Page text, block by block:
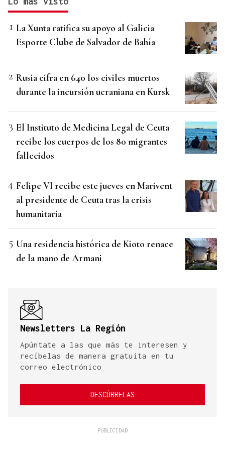
La Xunta ratifica su apoyo al Galicia
Esporte Clube de Salvador de Bahía
Rusia cifra en 640 los civiles muertos
durante la incursión ucraniana en Kursk
El Instituto de Medicina Legal de Ceuta
recibe los cuerpos de los 80 migrantes
fallecidos
Felipe VI recibe este jueves en Marivent
al presidente de Ceuta tras la crisis
humanitaria
Una residencia histórica de Kioto renace
de la mano de Armani
Newsletters La Región
Apúntate a las que más te interesen y
recíbelas de manera gratuita en tu
correo electrónico
DESCÚBRELAS